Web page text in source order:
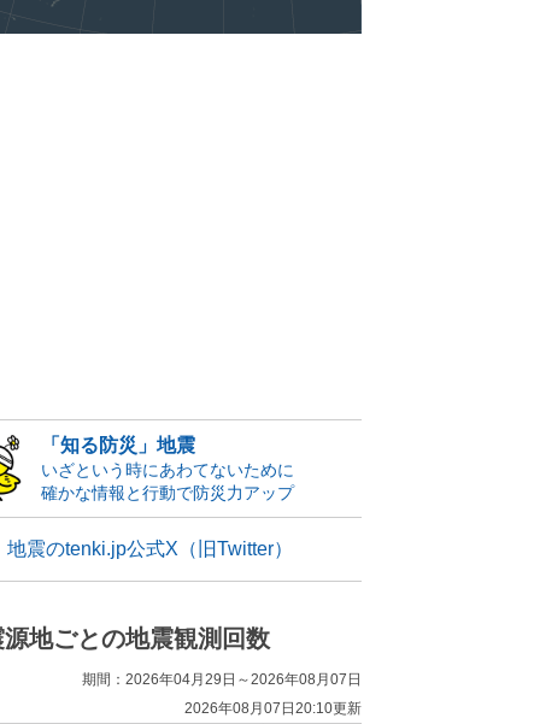
「知る防災」地震
いざという時にあわてないために
確かな情報と行動で防災力アップ
地震のtenki.jp公式X（旧Twitter）
源地ごとの地震観測回数
期間：2026年04月29日～2026年08月07日
2026年08月07日20:10更新